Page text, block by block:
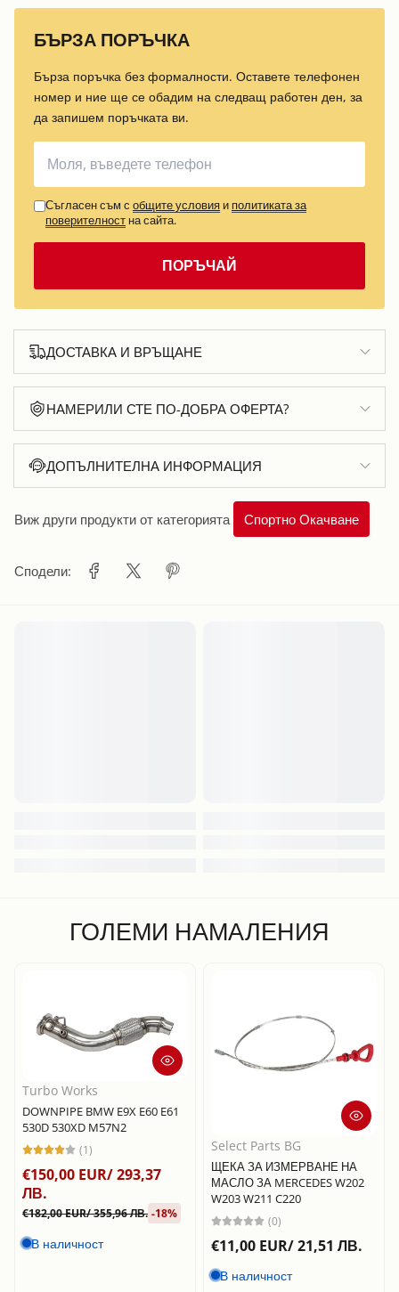
БЪРЗА ПОРЪЧКА
Бърза поръчка без формалности. Оставете телефонен
номер и ние ще се обадим на следващ работен ден, за
да запишем поръчката ви.
Съгласен съм с общите условия и политиката за
поверителност на сайта.
ПОРЪЧАЙ
ДОСТАВКА И ВРЪЩАНЕ
НАМЕРИЛИ СТЕ ПО-ДОБРА ОФЕРТА?
ДОПЪЛНИТЕЛНА ИНФОРМАЦИЯ
Виж други продукти от категорията Спортно Окачване
Сподели:
ГОЛЕМИ НАМАЛЕНИЯ
Turbo Works
DOWNPIPE BMW E9X E60 E61
530D 530XD M57N2
(1)
€150,00 EUR/ 293,37
ЛВ.
€182,00 EUR/ 355,96 ЛВ. -18%
В наличност
Select Parts BG
ЩЕКА ЗА ИЗМЕРВАНЕ НА
МАСЛО ЗА MERCEDES W202
W203 W211 C220
(0)
€11,00 EUR/ 21,51 ЛВ.
В наличност